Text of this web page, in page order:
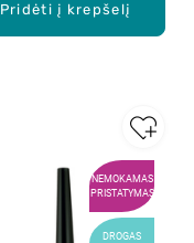
Pridėti į krepšelį
NEMOKAMAS
PRISTATYMAS
DROGAS